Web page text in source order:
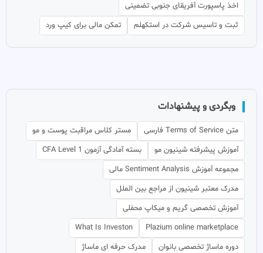
اخذ پاسپورت آفریقای جنوبی تضمینی
ثبت و تاسیس شرکت در استکهلم
تمکن مالی برای کیپ ورد
وبگردی و پیشنهادات
متن Terms of Service فارسی
مستر کلاس مراقبت پوست و مو
آموزش پیشرفته شینیون مو
بسته آمادگی آزمون CFA Level 1
مجموعه آموزش Sentiment Analysis مالی
مدرک معتبر شینیون از مراجع بین الملل
آموزش تخصصی گریم و میکاپ محفلی
Plazium online marketplace
What Is Investon
دوره ماساژ تخصصی بانوان
مدرک حرفه ای ماساژ